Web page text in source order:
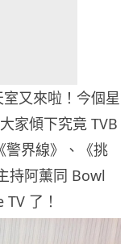
又來啦！今個星
家傾下究竟 TVB
警界線》、《挑
持阿薰同 Bowl
了！